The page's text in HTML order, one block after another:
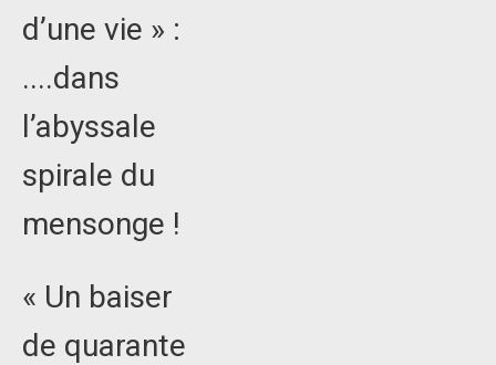
d’une vie » :
....dans
l’abyssale
spirale du
mensonge !
« Un baiser
de quarante